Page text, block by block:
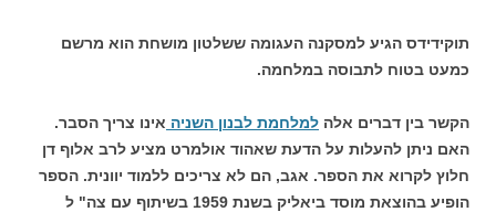
תוקידידס הגיע למסקנה העגומה ששלטון מושחת הוא מרשם
כמעט בטוח לתבוסה במלחמה.
הקשר בין דברים אלה למלחמת לבנון השניה אינו צריך הסבר.
האם ניתן להעלות על הדעת שאהוד אולמרט מציע לרב אלוף דן
חלוץ לקרוא את הספר. אגב, הם לא צריכים ללמוד יוונית. הספר
הופיע בהוצאת מוסד ביאליק בשנת 1959 בשיתוף עם צה" ל